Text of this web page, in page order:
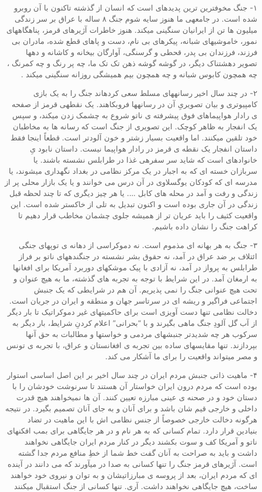
۱- جنگ مخوفترین ترین پدیدهای است که انسان از گذشته تاکنون با آن روبرو
شده است. در جامعهی ما هنوز سایه شوم جنگ ۸ ساله با عراق بر سر زندگی
میلیون ها تن از ایرانیان سنگینی میکند. هنوز خاطرات آژیرهای قرمز، پناهگاههای
نمور، خاموشیهای شبانه، پیکرهای بی نام، دست و پاهای قطع شده، مادران بی
فرزند، فرزندان بی پدر، قحطی و گرسنگی، آوارگان بیخانه و کاشانه و دهها
تصویر دهشتناک دیگر، در گوشه گوشه ذهن تک تک ما، چه پر رنگ و چه کمرنگ ،
چه همچون کابوس شبانه و چه همچون بیم همیشگی روزانه سنگینی میکند .
۲- در چند سال اخیر رسانههای مسلط سعی کردهاند جنگ را به یک بازی
کامپیوتری و بیان تصویریِ آن در رسانهها فروبکاهند. یک نقطهی قرمز از صفحه
ی رادار هواپیماهای فوق پیشرفته ی ناتو شروع به چشمک زدن میکند، و سپس
یک انفجار به ظاهر کوچک. این تصویری از جنگ است که رسانه ها به مخاطبان
خود تلقین میکنند. اما واقعیت بسیار زشتر و خون آلودتر است. قطعاً اینجا فقط
داستان انفجار یک نقطه ی قرمز در رادار هواپیما نیست. داستان نابود یِ
خانوادهای است که شاید سر سفرهی غذا در طرابلس نشسته باشند. یا
سربازان خسته ای که به اجبار در یک مرکز نظامی در بغداد نگهداری میشوند، یا
مدرسه ای که کودکان یوگسلاوی در آن درس می خوانند و یا یک بازار محلی پر از
زندگی و رفت و آمد در محله های کابل …. یا هر چیز دیگری که تا چند لحظه قبل
زندگی در آن جاری بوده است و اکنون تبدیل به تلی از خاکستر شده است. این
واقعیت کثیف را باید عریان تر از همیشه جلوی چشمان مخاطب قرار دهیم تا
کراهت جنگ را نشان داده باشیم.
۳- جنگ به هر بهانه ای مذموم است. نه دموکراسی از دهانه ی توپهای جنگی
ائتلاف بر ضد عراق در آمد، نه حقوق بشر نشسته در جنگندههای ناتو بر فراز
طرابلس به پرواز در آمد، نه آزادی با پیک موشکهای دوربرد آمریکا برای افغانها
به ارمغان آمد. در این شرایط با توجه به تجربه های گذشته، ما به هیچ عنوان و
تحت هیچ عنوانی جنگ را نمی پذیریم. آن هم در شرایطی که یک جنبش
اجتماعی فراگیر و ریشه ای در سرتاسر جهان و منطقه و ایران در جریان است.
دخالت نظامی تنها دست آویزی است برای حاکمیتهای غیر دموکراتیک تا بار دیگر
از آب گل آلودِ جنگ ماهی بگیرند و با “بحرانی” اعلام کردنِ شرایط، بار دیگر به
سرکوب هر چه شدیدتر جنبشهای مردمی و خواستها و مطالبات به حق آنها
بپردازند. تنها مقایسهای ساده بین تجربه ی افغانستان و عراق، با تجربه ی تونس
و مصر میتواند واقعیت را برای ما آشکار می کند.
۴- ماهیت ذاتی جنبش مردم ایران در چند سال اخیر بر این اصل اساسی استوار
بوده است که مردم درون ایران خواستار آن هستند تا سرنوشت خودشان را با
دستان خود و در صحنه ی عینی مبارزه تعیین کنند. آن ها نمیخواهند هیچ قدرت
داخلی و خارجی قیم شان باشد و برای آنان و به جای آنان تصمیم بگیرد. در نتیجه
هرگونه دخالت خارجی خصوصاً از جنس نظامی اش با این ماهیت در تضاد
بنیادین قرار دارد. تمام کسانی که به هر نام و در هر جایگاهی برای بمب افکنهای
ناتو و آمریکا کف و سوت بکشند دیگر در کنار مردم ایران جایگاهی نخواهند
داشت و باید به صراحت به آنان گفت خط شما از خطِ منافع مردم جدا گشته
است. آژیرهای قرمز جنگ را تنها کسانی به صدا در میآورند که می دانند در آینده
ای که مردم ایران، بعد از پروسه ی مبارزاتیشان و به توان و نیروی خود خواهند
ساخت، هیچ جایگاهی نخواهند داشت. آری. تنها کسانی از جنگ استقبال میکنند